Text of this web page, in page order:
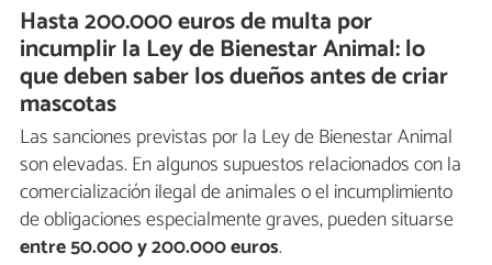
Hasta 200.000 euros de multa por
incumplir la Ley de Bienestar Animal: lo
que deben saber los dueños antes de criar
mascotas
Las sanciones previstas por la Ley de Bienestar Animal
son elevadas. En algunos supuestos relacionados con la
comercialización ilegal de animales o el incumplimiento
de obligaciones especialmente graves, pueden situarse
entre 50.000 y 200.000 euros.